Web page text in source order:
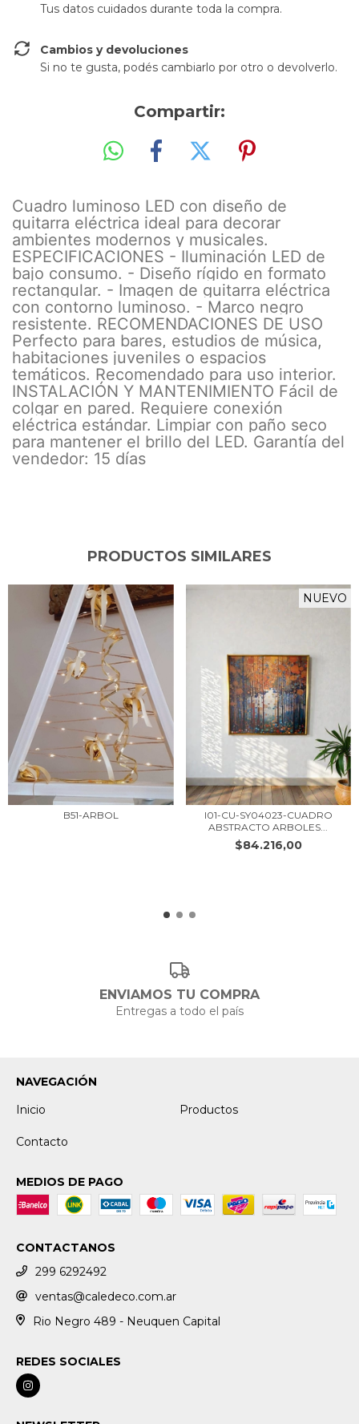
Tus datos cuidados durante toda la compra.
Cambios y devoluciones
Si no te gusta, podés cambiarlo por otro o devolverlo.
Compartir:
Cuadro luminoso LED con diseño de
guitarra eléctrica ideal para decorar
ambientes modernos y musicales.
ESPECIFICACIONES - Iluminación LED de
bajo consumo. - Diseño rígido en formato
rectangular. - Imagen de guitarra eléctrica
con contorno luminoso. - Marco negro
resistente. RECOMENDACIONES DE USO
Perfecto para bares, estudios de música,
habitaciones juveniles o espacios
temáticos. Recomendado para uso interior.
INSTALACIÓN Y MANTENIMIENTO Fácil de
colgar en pared. Requiere conexión
eléctrica estándar. Limpiar con paño seco
para mantener el brillo del LED. Garantía del
vendedor: 15 días
PRODUCTOS SIMILARES
B51-ARBOL
NUEVO
I01-CU-SY04023-CUADRO
ABSTRACTO ARBOLES...
$84.216,00
ENVIAMOS TU COMPRA
Entregas a todo el país
NAVEGACIÓN
Inicio
Productos
Contacto
MEDIOS DE PAGO
CONTACTANOS
299 6292492
ventas@caledeco.com.ar
Rio Negro 489 - Neuquen Capital
REDES SOCIALES